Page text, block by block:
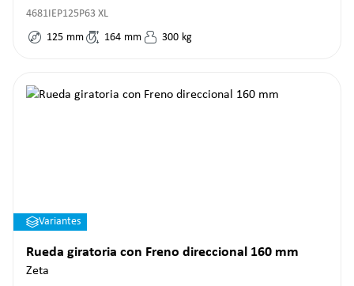
4681IEP125P63 XL
125 mm 164 mm 300 kg
Variantes
Rueda giratoria con Freno direccional 160 mm
Zeta